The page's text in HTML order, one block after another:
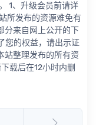
1、升级会员前请详
所发布的资源难免有
分来自网上公开的下
您的权益，请出示证
站整理发布的所有资
载后在12小时内删